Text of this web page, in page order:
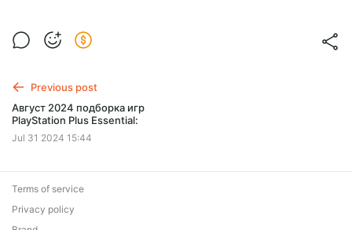
Previous post
Август 2024 подборка игр
PlayStation Plus Essential:
Jul 31 2024 15:44
Terms of service
Privacy policy